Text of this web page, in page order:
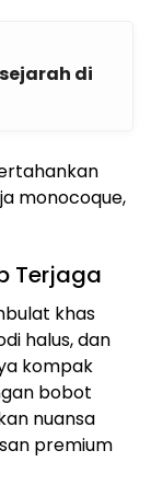
di
monocoque,
Terjaga
khas
halus, dan
kompak
bobot
nuansa
premium